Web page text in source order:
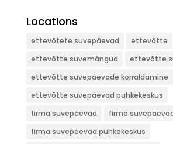
Locations
ettevõtete suvepäevad
ettevõtte
ettevõtte suvemängud
ettevõtte
ettevõtte suvepäevade korraldamine
ettevõtte suvepäevad puhkekeskus
firma suvepäevad
firma
firma suvepäevad puhkekeskus